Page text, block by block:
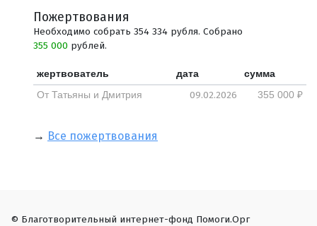
Пожертвования
Необходимо собрать 354 334 рубля. Собрано
355 000 рублей.
жертвователь дата
сумма
От Татьяны и Дмитрия
09.02.2026 355 000 ₽
→ Все пожертвования
© Благотворительный интернет-фонд Помоги.Орг